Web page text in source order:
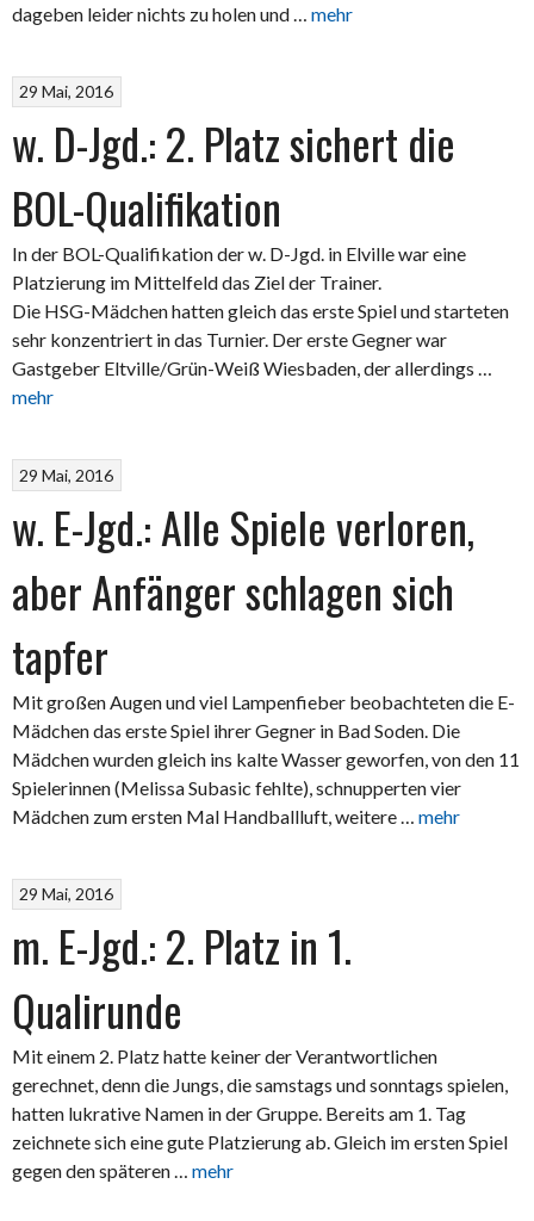
dageben leider nichts zu holen und … mehr
29 Mai, 2016
w. D-Jgd.: 2. Platz sichert die
BOL-Qualifikation
In der BOL-Qualifikation der w. D-Jgd. in Elville war eine
Platzierung im Mittelfeld das Ziel der Trainer.
Die HSG-Mädchen hatten gleich das erste Spiel und starteten
sehr konzentriert in das Turnier. Der erste Gegner war
Gastgeber Eltville/Grün-Weiß Wiesbaden, der allerdings …
mehr
29 Mai, 2016
w. E-Jgd.: Alle Spiele verloren,
aber Anfänger schlagen sich
tapfer
Mit großen Augen und viel Lampenfieber beobachteten die E-
Mädchen das erste Spiel ihrer Gegner in Bad Soden. Die
Mädchen wurden gleich ins kalte Wasser geworfen, von den 11
Spielerinnen (Melissa Subasic fehlte), schnupperten vier
Mädchen zum ersten Mal Handballluft, weitere … mehr
29 Mai, 2016
m. E-Jgd.: 2. Platz in 1.
Qualirunde
Mit einem 2. Platz hatte keiner der Verantwortlichen
gerechnet, denn die Jungs, die samstags und sonntags spielen,
hatten lukrative Namen in der Gruppe. Bereits am 1. Tag
zeichnete sich eine gute Platzierung ab. Gleich im ersten Spiel
gegen den späteren … mehr